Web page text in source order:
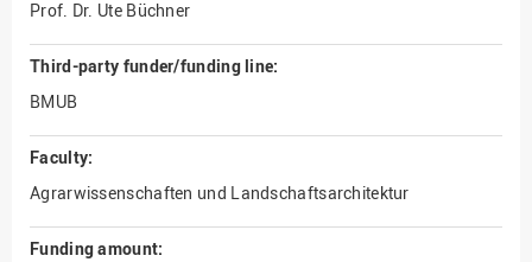
Prof. Dr. Ute Büchner
Third-party funder/funding line:
BMUB
Faculty:
Agrarwissenschaften und Landschaftsarchitektur
Funding amount: